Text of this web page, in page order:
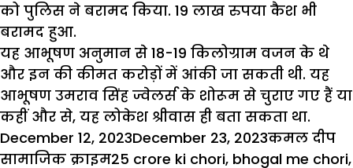
को पुलिस ने बरामद किया. 19 लाख रुपया कैश भी
बरामद हुआ.
यह आभूषण अनुमान से 18-19 किलोग्राम वजन के थे
और इन की कीमत करोड़ों में आंकी जा सकती थी. यह
आभूषण उमराव सिंह ज्वेलर्स के शोरूम से चुराए गए हैं या
कहीं और से, यह लोकेश श्रीवास ही बता सकता था.
Posted
on
December 12, 2023December 23, 2023Author
कमल दीप
सामाजिक क्राइमTags
25 crore ki chori, bhogal me chori,